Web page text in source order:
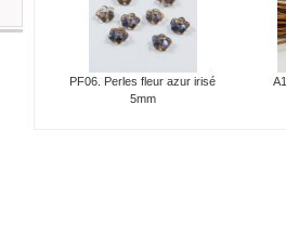
PF06. Perles fleur azur irisé
5mm